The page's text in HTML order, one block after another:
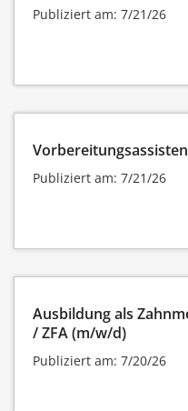
Publiziert am: 7/21/26
Publiziert am: 7/21/26
Ausbildung als
/ ZFA (m/w/d)
Publiziert am: 7/20/26